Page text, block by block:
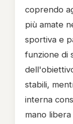
coprendo
più amate
sportiva e
funzione di
stabili,
interna
mano